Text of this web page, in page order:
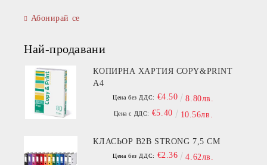
Абонирай се
Най-продавани
КОПИРНА ХАРТИЯ COPY&PRINT
A4
Цена без ДДС: €4.50 8.80лв.
Цена с ДДС: €5.40 10.56лв.
КЛАСЬОР B2B STRONG 7,5 СМ
Цена без ДДС: €2.36 4.62лв.